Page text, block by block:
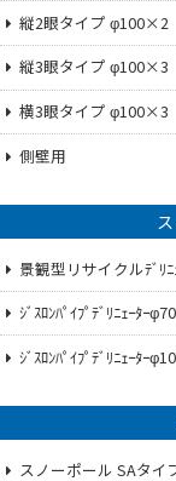
縦2眼タイプ φ100×2
縦3眼タイプ φ100×3
横3眼タイプ φ100×3
側壁用
景観型リサイクルﾃﾞﾘﾆ
ｼﾞｽﾛﾝﾊﾟｲﾌﾟﾃﾞﾘﾆｪｰﾀｰφ70
ｼﾞｽﾛﾝﾊﾟｲﾌﾟﾃﾞﾘﾆｪｰﾀｰ
スノーポール SAタイ